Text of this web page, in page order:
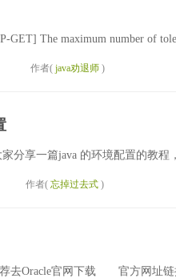
GET] The maximum number of
作者( java劝退师 )
分享一篇java 的环境配置的教程
作者( 忘掉过去式 )
Oracle官网下载 官方网址链接